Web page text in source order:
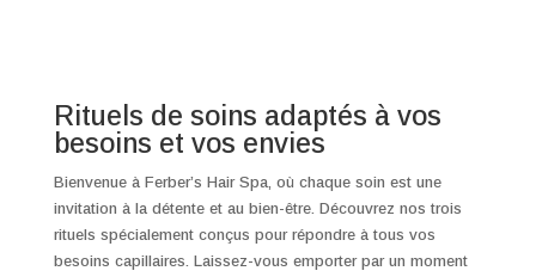
Rituels de soins adaptés à vos
besoins et vos envies
Bienvenue à Ferber’s Hair Spa, où chaque soin est une
invitation à la détente et au bien-être. Découvrez nos trois
rituels spécialement conçus pour répondre à tous vos
besoins capillaires. Laissez-vous emporter par un moment